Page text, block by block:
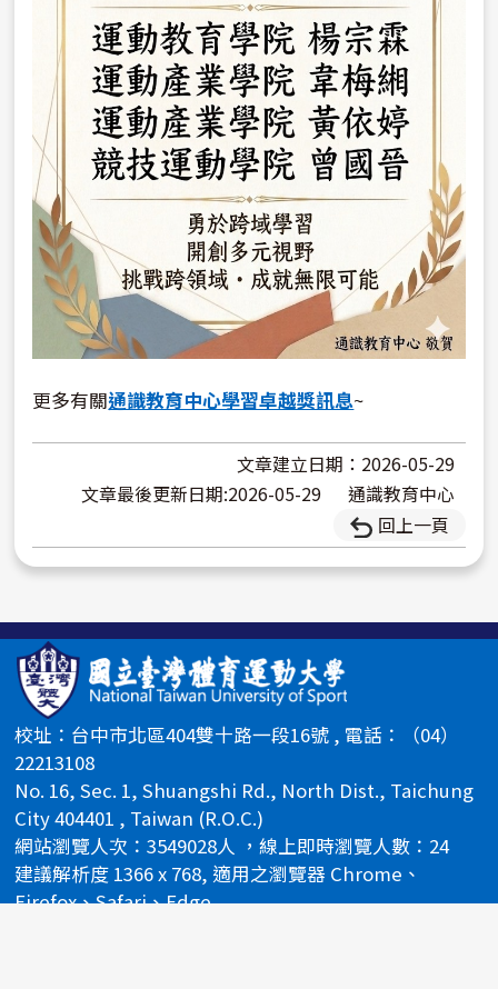
更多有關通識教育中心學習卓越獎訊息~
文章建立日期：2026-05-29
文章最後更新日期:2026-05-29
通識教育中心
回上一頁
校址：台中市北區404雙十路一段16號 , 電話：（04）
22213108
No. 16, Sec. 1, Shuangshi Rd., North Dist., Taichung
City 404401 , Taiwan (R.O.C.)
網站瀏覽人次：3549028人 ，線上即時瀏覽人數：24
建議解析度 1366 x 768, 適用之瀏覽器 Chrome、
Firefox、Safari、Edge